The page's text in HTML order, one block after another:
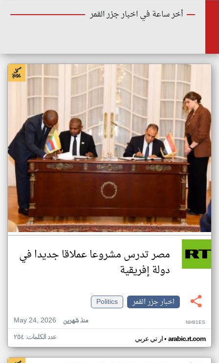
أخر ساعة في اخبار جزر القمر
مصر تدرس مشروعا عملاقا جديدا في
دولة إفريقية
اخبار جزر القمر
Politics
May 24, 2026
منذ شهرين NH91ES
ار تي عربي• arabic.rt.com عدد الكلمات: ٢٥٤